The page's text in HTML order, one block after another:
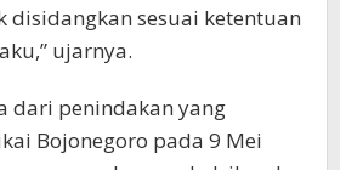
disidangkan sesuai ketentuan
ujarnya.
dari penindakan yang
Bojonegoro pada 9 Mei